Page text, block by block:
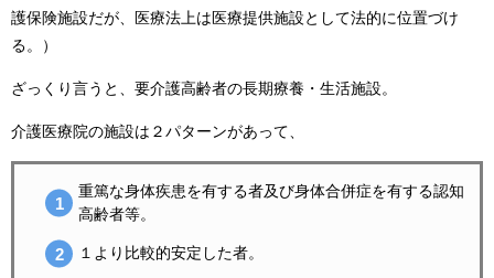
護保険施設だが、医療法上は医療提供施設として法的に位置づけ
る。）
ざっくり言うと、要介護高齢者の長期療養・生活施設。
介護医療院の施設は２パターンがあって、
重篤な身体疾患を有する者及び身体合併症を有する認知
高齢者等。
１より比較的安定した者。